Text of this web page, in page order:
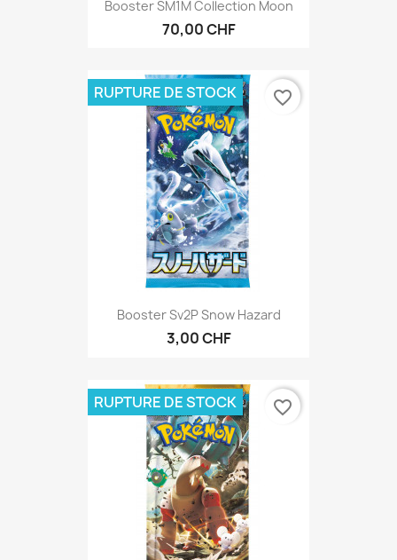
Booster SM1M Collection Moon
70,00 CHF
Booster Sv2P Snow Hazard
3,00 CHF
RUPTURE DE STOCK favorite_border
RUPTURE DE STOCK favorite_border